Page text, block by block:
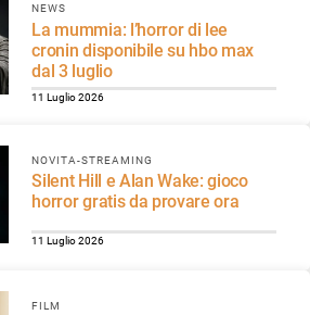
NEWS
La mummia: l’horror di lee
cronin disponibile su hbo max
dal 3 luglio
11 Luglio 2026
NOVITA-STREAMING
Silent Hill e Alan Wake: gioco
horror gratis da provare ora
11 Luglio 2026
FILM